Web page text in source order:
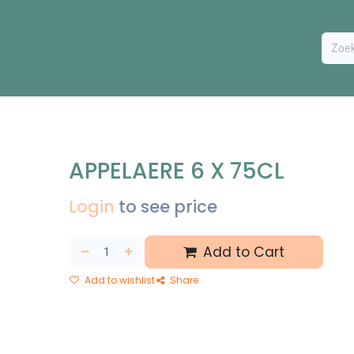
APPELAERE 6 X 75CL
Login to see price
Add to Cart
Add to wishlist Share